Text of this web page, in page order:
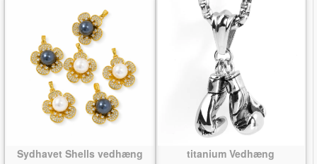
Sydhavet Shells vedhæng titanium Vedhæng